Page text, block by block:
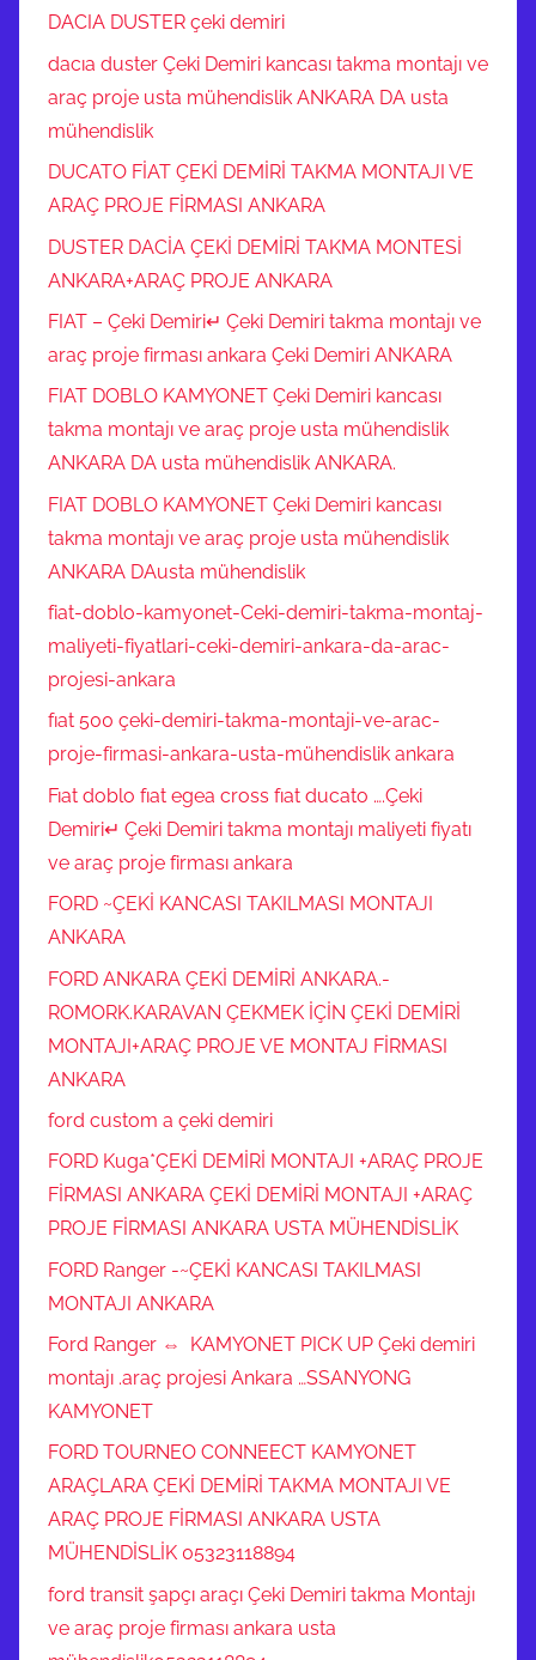
DACIA DUSTER çeki demiri
dacıa duster Çeki Demiri kancası takma montajı ve
araç proje usta mühendislik ANKARA DA usta
mühendislik
DUCATO FİAT ÇEKİ DEMİRİ TAKMA MONTAJI VE
ARAÇ PROJE FİRMASI ANKARA
DUSTER DACİA ÇEKİ DEMİRİ TAKMA MONTESİ
ANKARA+ARAÇ PROJE ANKARA
FIAT – Çeki Demiri↵ Çeki Demiri takma montajı ve
araç proje firması ankara Çeki Demiri ANKARA
FIAT DOBLO KAMYONET Çeki Demiri kancası
takma montajı ve araç proje usta mühendislik
ANKARA DA usta mühendislik ANKARA.
FIAT DOBLO KAMYONET Çeki Demiri kancası
takma montajı ve araç proje usta mühendislik
ANKARA DAusta mühendislik
fiat-doblo-kamyonet-Ceki-demiri-takma-montaj-
maliyeti-fiyatlari-ceki-demiri-ankara-da-arac-
projesi-ankara
fıat 500 çeki-demiri-takma-montaji-ve-arac-
proje-firmasi-ankara-usta-mühendislik ankara
Fıat doblo fıat egea cross fıat ducato ….Çeki
Demiri↵ Çeki Demiri takma montajı maliyeti fiyatı
ve araç proje firması ankara
FORD ~ÇEKİ KANCASI TAKILMASI MONTAJI
ANKARA
FORD ANKARA ÇEKİ DEMİRİ ANKARA.-
ROMORK.KARAVAN ÇEKMEK İÇİN ÇEKİ DEMİRİ
MONTAJI+ARAÇ PROJE VE MONTAJ FİRMASI
ANKARA
ford custom a çeki demiri
FORD Kuga*ÇEKİ DEMİRİ MONTAJI +ARAÇ PROJE
FİRMASI ANKARA ÇEKİ DEMİRİ MONTAJI +ARAÇ
PROJE FİRMASI ANKARA USTA MÜHENDİSLİK
FORD Ranger -~ÇEKİ KANCASI TAKILMASI
MONTAJI ANKARA
Ford Ranger ⇔ KAMYONET PICK UP Çeki demiri
montajı .araç projesi Ankara …SSANYONG
KAMYONET
FORD TOURNEO CONNEECT KAMYONET
ARAÇLARA ÇEKİ DEMİRİ TAKMA MONTAJI VE
ARAÇ PROJE FİRMASI ANKARA USTA
MÜHENDİSLİK 05323118894
ford transit şapçı araçı Çeki Demiri takma Montajı
ve araç proje firması ankara usta